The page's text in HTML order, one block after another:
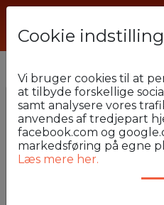
Kontakt os
Til*
Cookie
Vi bruger cookies til at
at tilbyde forskellige
samt analysere vores
anvendes af tredjepart
facebook.com og
markedsføring på egne
Læs mere her.